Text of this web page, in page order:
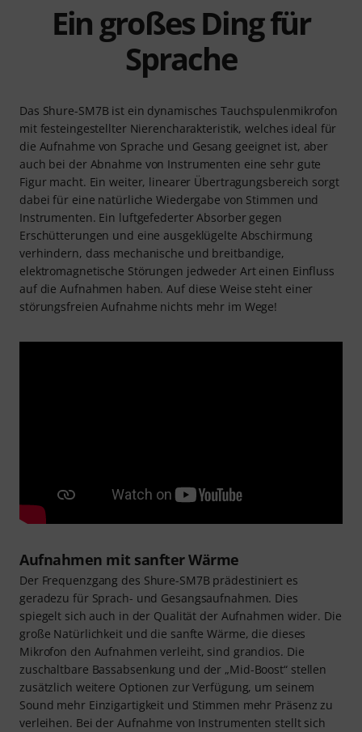
Ein großes Ding für
Sprache
Das Shure-SM7B ist ein dynamisches Tauchspulenmikrofon
mit festeingestellter Nierencharakteristik, welches ideal für
die Aufnahme von Sprache und Gesang geeignet ist, aber
auch bei der Abnahme von Instrumenten eine sehr gute
Figur macht. Ein weiter, linearer Übertragungsbereich sorgt
dabei für eine natürliche Wiedergabe von Stimmen und
Instrumenten. Ein luftgefederter Absorber gegen
Erschütterungen und eine ausgeklügelte Abschirmung
verhindern, dass mechanische und breitbandige,
elektromagnetische Störungen jedweder Art einen Einfluss
auf die Aufnahmen haben. Auf diese Weise steht einer
störungsfreien Aufnahme nichts mehr im Wege!
Aufnahmen mit sanfter Wärme
Der Frequenzgang des Shure-SM7B prädestiniert es
geradezu für Sprach- und Gesangsaufnahmen. Dies
spiegelt sich auch in der Qualität der Aufnahmen wider. Die
große Natürlichkeit und die sanfte Wärme, die dieses
Mikrofon den Aufnahmen verleiht, sind grandios. Die
zuschaltbare Bassabsenkung und der „Mid-Boost“ stellen
zusätzlich weitere Optionen zur Verfügung, um seinem
Sound mehr Einzigartigkeit und Stimmen mehr Präsenz zu
verleihen. Bei der Aufnahme von Instrumenten stellt sich